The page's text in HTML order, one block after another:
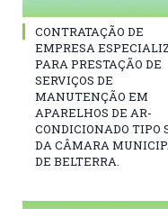
CONTRATAÇÃO DE
EMPRESA
PARA PRESTAÇÃO DE
SERVIÇOS DE
MANUTENÇÃO EM
APARELHOS DE AR-
CONDICIONADO TIPO
DA CÂMARA
DE BELTERRA.